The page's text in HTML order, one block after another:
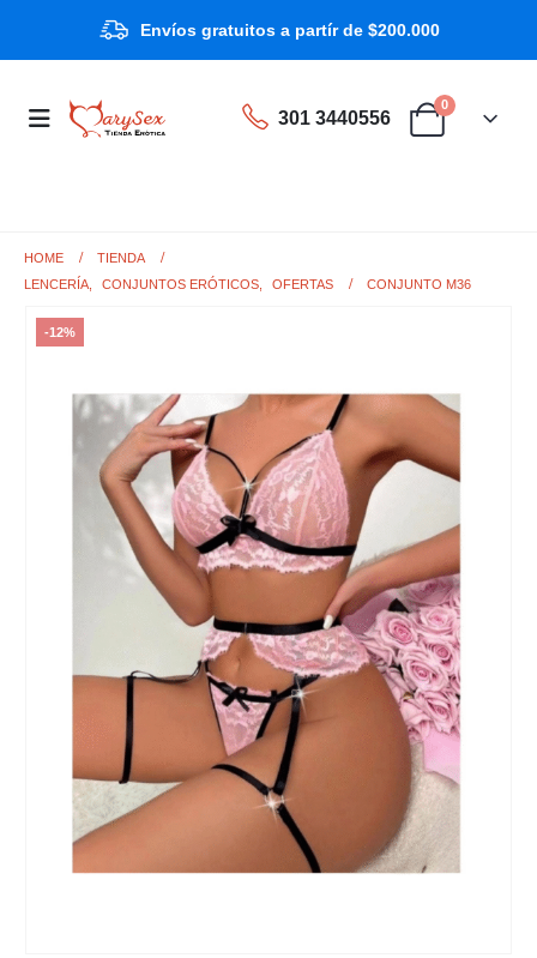
Envíos gratuitos a partír de $200.000
301 3440556
0
HOME
TIENDA
LENCERÍA
CONJUNTOS ERÓTICOS OFERTAS CONJUNTO M36
-12%